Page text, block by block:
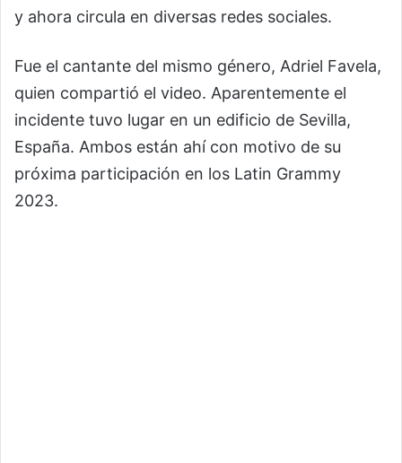
y ahora circula en diversas redes sociales.
Fue el cantante del mismo género, Adriel Favela,
quien compartió el video. Aparentemente el
incidente tuvo lugar en un edificio de Sevilla,
España. Ambos están ahí con motivo de su
próxima participación en los Latin Grammy
2023.